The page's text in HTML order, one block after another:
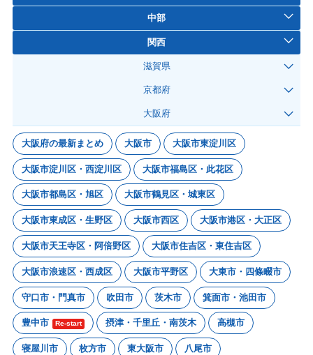
中部
関西
滋賀県
京都府
大阪府
大阪府の最新まとめ 大阪市 大阪市東淀川区
大阪市淀川区・西淀川区 大阪市福島区・此花区
大阪市都島区・旭区 大阪市鶴見区・城東区
大阪市東成区・生野区 大阪市西区 大阪市港区・大正区
大阪市天王寺区・阿倍野区 大阪市住吉区・東住吉区
大阪市浪速区・西成区 大阪市平野区 大東市・四條畷市
守口市・門真市 吹田市 茨木市 箕面市・池田市
豊中市 Re-start 摂津・千里丘・南茨木 高槻市
寝屋川市 枚方市 東大阪市 八尾市